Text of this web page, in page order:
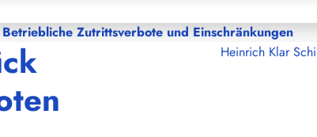
Betriebliche Zutrittsverbote und Einschränkungen
Heinrich Klar